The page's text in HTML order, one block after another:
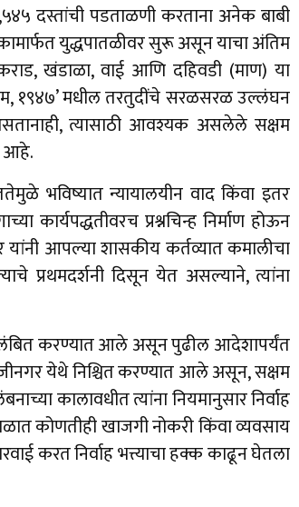
दस्तांची पडताळणी करताना अनेक बाबी
युद्धपातळीवर सुरू असून याचा अंतिम
खंडाळा, वाई आणि दहिवडी (माण) या
१९४७’ मधील तरतुदींचे सरळसरळ उल्लंघन
त्यासाठी आवश्यक असलेले सक्षम
आहे.
भविष्यात न्यायालयीन वाद किंवा इतर
कार्यपद्धतीवरच प्रश्नचिन्ह निर्माण होऊन
यांनी आपल्या शासकीय कर्तव्यात कमालीचा
प्रथमदर्शनी दिसून येत असल्याने, त्यांना
करण्यात आले असून पुढील आदेशापर्यंत
येथे निश्चित करण्यात आले असून, सक्षम
कालावधीत त्यांना नियमानुसार निर्वाह
कोणतीही खाजगी नोकरी किंवा व्यवसाय
करत निर्वाह भत्त्याचा हक्क काढून घेतला